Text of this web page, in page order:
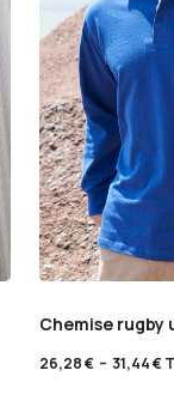
Chemise rugby
26,28€ – 31,44€